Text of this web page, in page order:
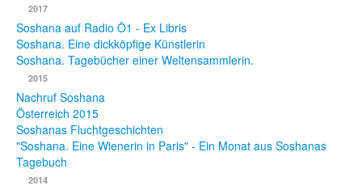
Fotos
Publikationen
Sammlungen
2017
Soshana auf Radio Ö1 - Ex Libris
Soshana. Eine dickköpfige Künstlerin
Soshana. Tagebücher einer Weltensammlerin.
2015
Nachruf Soshana
Österreich 2015
Soshanas Fluchtgeschichten
"Soshana. Eine Wienerin in Paris" - Ein Monat aus Soshanas
Tagebuch
2014